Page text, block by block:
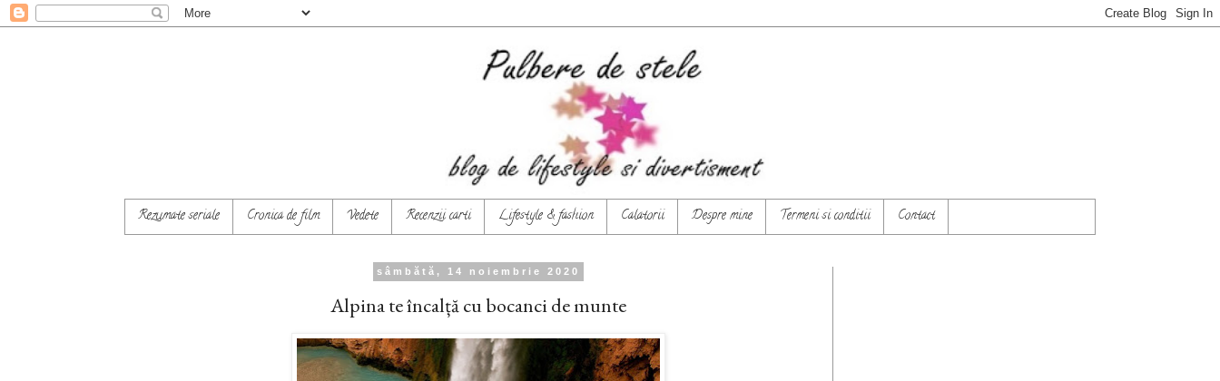
Rezumate seriale Cronica de film Vedete Recenzii carti Lifestyle & fashion Calatorii Despre mine Termeni si conditii Contact
sâmbătă, 14 noiembrie 2020
Alpina te încalță cu bocanci de munte